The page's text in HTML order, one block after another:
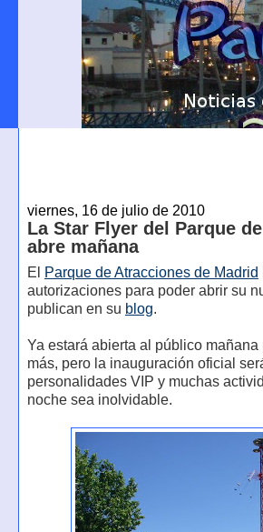
viernes, 16 de julio de 2010
La Star Flyer del Parque
abre mañana
El Parque de Atracciones de Madrid
autorizaciones para poder abrir su
publican en su blog.
Ya estará abierta al público
más, pero la inauguración oficial
personalidades VIP y muchas
noche sea inolvidable.